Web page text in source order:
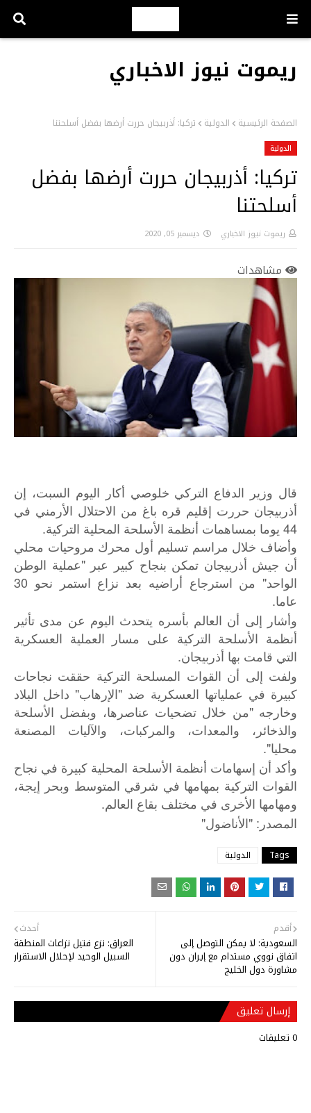
ريموت نيوز الاخباري
الصفحة الرئيسية الدولية تركيا: أذربيجان حررت أرضها بفضل أسلحتنا
الدولية
تركيا: أذربيجان حررت أرضها بفضل
أسلحتنا
ريموت نيوز الاخباري ديسمبر 05, 2020
مشاهدات
قال وزير الدفاع التركي خلوصي أكار اليوم السبت، إن
أذربيجان حررت إقليم قره باغ من الاحتلال الأرمني في
44 يوما بمساهمات أنظمة الأسلحة المحلية التركية.
وأضاف خلال مراسم تسليم أول محرك مروحيات محلي
أن جيش أذربيجان تمكن بنجاح كبير عبر "عملية الوطن
الواحد" من استرجاع أراضيه بعد نزاع استمر نحو 30
عاما.
وأشار إلى أن العالم بأسره يتحدث اليوم عن مدى تأثير
أنظمة الأسلحة التركية على مسار العملية العسكرية
التي قامت بها أذربيجان.
ولفت إلى أن القوات المسلحة التركية حققت نجاحات
كبيرة في عملياتها العسكرية ضد "الإرهاب" داخل البلاد
وخارجه "من خلال تضحيات عناصرها، وبفضل الأسلحة
والذخائر، والمعدات، والمركبات، والآليات المصنعة
محليا".
وأكد أن إسهامات أنظمة الأسلحة المحلية كبيرة في نجاح
القوات التركية بمهامها في شرقي المتوسط وبحر إيجة،
ومهامها الأخرى في مختلف بقاع العالم.
المصدر : " الأناضول"
Tags الدولية
أحدث
العراق: نزع فتيل نزاعات المنطقة
السبيل الوحيد لإحلال الاستقرار
أقدم
السعودية: لا يمكن التوصل إلى
اتفاق نووي مستدام مع إيران دون
مشاورة دول الخليج
إرسال تعليق
0 تعليقات